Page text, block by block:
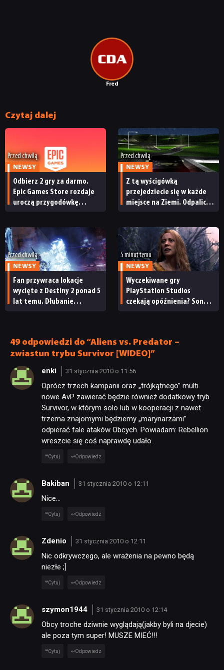
Fred
Czytaj dalej
Przed chwilą
NEWSY
Odbierz 2 gry za darmo.
Epic Games Store rozdaje
uroczą przygodówkę
Przed chwilą
NEWSY
Z tą wyścigówką
przejedziecie się w każde
miejsce na Ziemi. Odpalicie
Przed chwilą
NEWSY
Fan przywraca lokacje
wycięte z Destiny 2 ponad 5
lat temu. Dłubanie
5 minut temu
NEWSY
Wyczekiwane gry
PlayStation Studios
czekają opóźnienia? Sony
49 odpowiedzi do “Aliens vs. Predator –
zwiastun trybu Survivor [WIDEO]”
enki 31 stycznia 2010 o 11:56
Oprócz trzech kampanii oraz „trójkątnego” multi
nowe AvP zawierać będzie również dodatkowy tryb
Survivor, w którym solo lub w kooperacji z nawet
trzema znajomymi będziemy „marynarzami”
odpierać fale ataków Obcych. Powiadam: Rebellion
wreszcie się coś naprawdę udało.
Cytuj Odpowiedz
Bakiban 31 stycznia 2010 o 12:11
Nice…
Cytuj Odpowiedz
Zdenio 31 stycznia 2010 o 12:11
Nic odkrywczego, ale wrażenia na pewno będą
niezłe ;]
Cytuj Odpowiedz
szymon1944 31 stycznia 2010 o 12:14
Obcy troche dziwnie wyglądają(jakby byli na djecie)
ale poza tym super! MUSZE MIEĆ!!!
Cytuj Odpowiedz